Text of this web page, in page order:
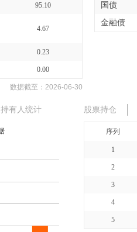
95.10
4.67
0.23
0.00
数据截至： 2026-06-30
国债
金融债
持有人统计 股票持仓
序列
1
2
3
4
5